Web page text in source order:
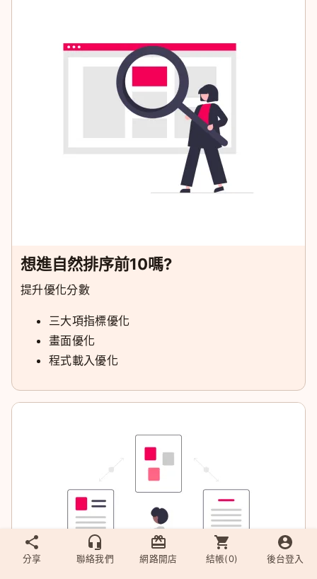
想進自然排序前10嗎?
提升優化分數
三大項指標優化
畫面優化
程式載入優化
分享 聯絡我們 網路開店 結帳(0) 後台登入